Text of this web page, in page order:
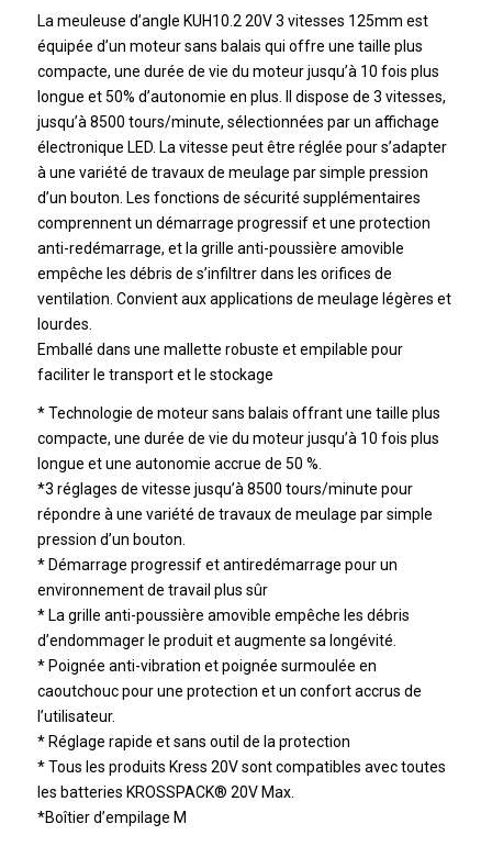
La meuleuse d’angle KUH10.2 20V 3 vitesses 125mm est
équipée d’un moteur sans balais qui offre une taille plus
compacte, une durée de vie du moteur jusqu’à 10 fois plus
longue et 50% d’autonomie en plus. Il dispose de 3 vitesses,
jusqu’à 8500 tours/minute, sélectionnées par un affichage
électronique LED. La vitesse peut être réglée pour s’adapter
à une variété de travaux de meulage par simple pression
d’un bouton. Les fonctions de sécurité supplémentaires
comprennent un démarrage progressif et une protection
anti-redémarrage, et la grille anti-poussière amovible
empêche les débris de s’infiltrer dans les orifices de
ventilation. Convient aux applications de meulage légères et
lourdes.
Emballé dans une mallette robuste et empilable pour
faciliter le transport et le stockage
* Technologie de moteur sans balais offrant une taille plus
compacte, une durée de vie du moteur jusqu’à 10 fois plus
longue et une autonomie accrue de 50 %.
*3 réglages de vitesse jusqu’à 8500 tours/minute pour
répondre à une variété de travaux de meulage par simple
pression d’un bouton.
* Démarrage progressif et antiredémarrage pour un
environnement de travail plus sûr
* La grille anti-poussière amovible empêche les débris
d’endommager le produit et augmente sa longévité.
* Poignée anti-vibration et poignée surmoulée en
caoutchouc pour une protection et un confort accrus de
l’utilisateur.
* Réglage rapide et sans outil de la protection
* Tous les produits Kress 20V sont compatibles avec toutes
les batteries KROSSPACK® 20V Max.
*Boîtier d’empilage M